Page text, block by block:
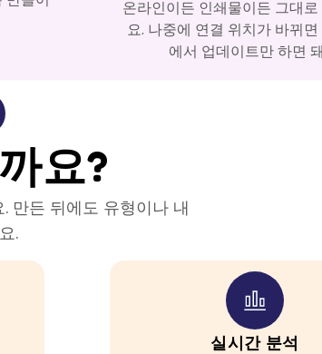
온라인이든 인쇄물이든 그대로
요. 나중에 연결 위치가 바뀌
에서 업데이트만 하면
요?
만든 뒤에도 유형이나 내
.
실시간 분석